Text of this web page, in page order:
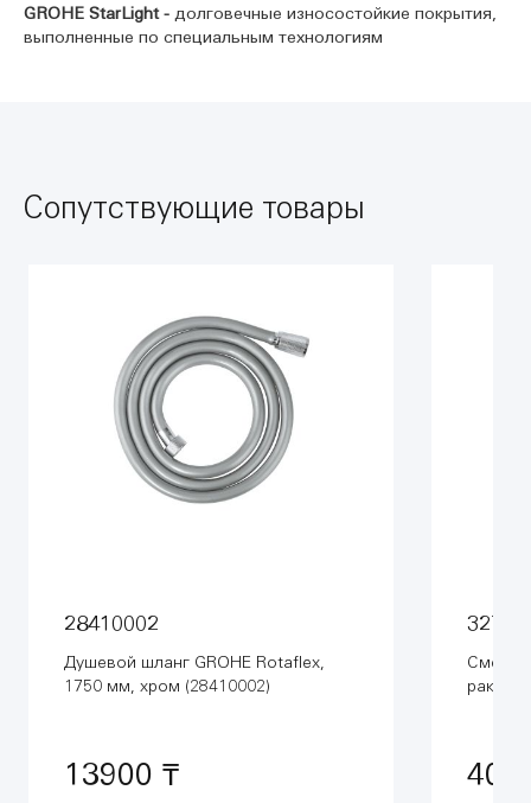
GROHE StarLight - долговечные износостойкие покрытия,
выполненные по специальным технологиям
Сопутствующие товары
28410002
Душевой шланг GROHE Rotaflex,
1750 мм, хром (28410002)
13900 ₸